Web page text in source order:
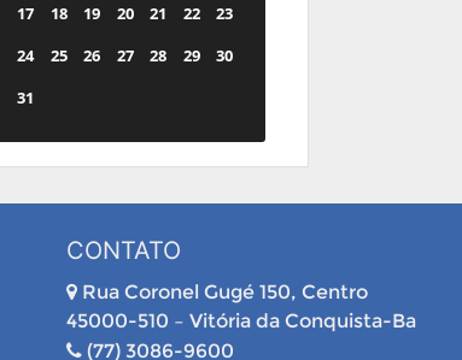
17
18 19 20 21 22
23
24
25 26 27 28 29
30
31
CONTATO
Rua Coronel Gugé 150, Centro
45000-510 – Vitória da Conquista-Ba
(77) 3086-9600